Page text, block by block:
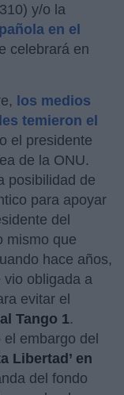
y/o la
en el
celebrará en
los medios
temieron el
el presidente
de la ONU.
posibilidad de
para apoyar
del
mismo que
hace años,
vio obligada a
evitar el
Tango 1.
embargo del
Libertad’ en
del fondo